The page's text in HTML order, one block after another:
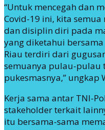
“Untuk mencegah dan
Covid-19 ini, kita
dan disiplin diri pada
yang diketahui
Riau terdiri dari
semuanya pulau-pulau
pukesmasnya,” ungkap
Kerja sama antar TNI-
stakeholder terkait
itu bersama-sama